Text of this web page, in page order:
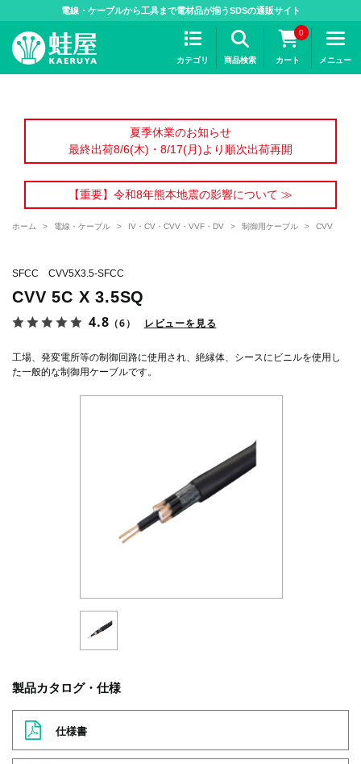
電線・ケーブルから工具まで電材品が揃うSDSの通販サイト
カテゴリ 商品検索
0
カート メニュー
夏季休業のお知らせ
最終出荷8/6(木)・8/17(月)より順次出荷再開
【重要】令和8年熊本地震の影響について ≫
ホーム > 電線・ケーブル > IV・CV・CVV・VVF・DV > 制御用ケーブル > CVV
SFCC CVV5X3.5-SFCC
CVV 5C X 3.5SQ
4.8 （6） レビューを見る
工場、発変電所等の制御回路に使用され、絶縁体、シースにビニルを使用し
た一般的な制御用ケーブルです。
製品カタログ・仕様
仕様書